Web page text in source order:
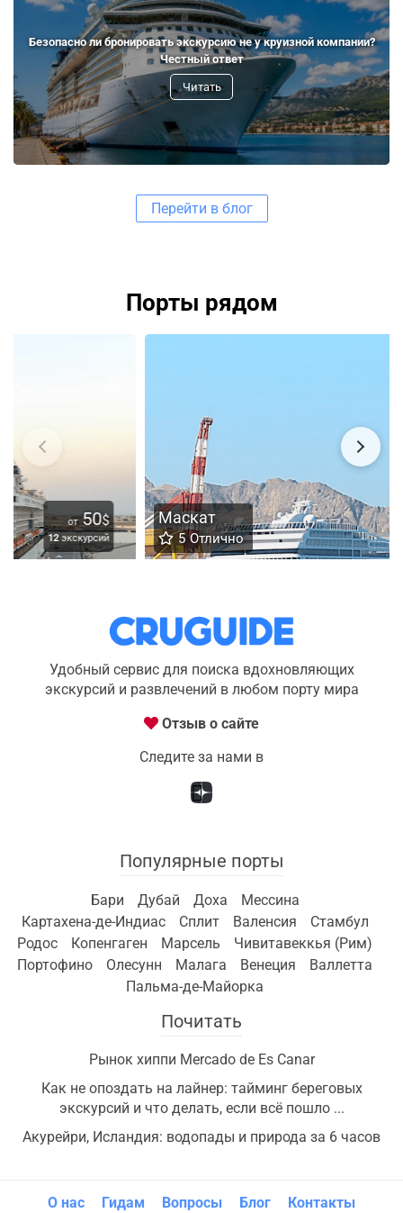
Безопасно ли бронировать экскурсию не у круизной компании?
Честный ответ
Читать
Перейти в блог
Порты рядом
Маскат
5 Отлично
от50$
9экскурсий
Удобный сервис для поиска вдохновляющих
экскурсий и развлечений в любом порту мира
Отзыв о сайте
Следите за нами в
Популярные порты
Бари Дубай Доха
Мессина
Картахена-де-Индиас
Сплит Валенсия
Стамбул
Родос
Копенгаген Марсель
Чивитавеккья (Рим)
Портофино
Олесунн Малага Венеция
Валлетта
Пальма-де-Майорка
Почитать
Рынок хиппи Mercado de Es Canar
Как не опоздать на лайнер: тайминг береговых
экскурсий и что делать, если всё пошло ...
Акурейри, Исландия: водопады и природа за 6 часов
О нас Гидам Вопросы Блог Контакты